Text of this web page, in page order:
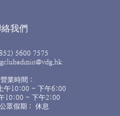
我們
5600 7575
業時間：
午10:00 - 下午6:00
10:00 - 下午2:00
眾假期： 休息